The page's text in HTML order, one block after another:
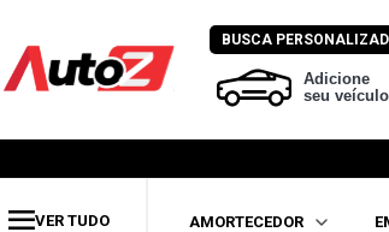
BUSCA
Adicione
seu veículo
VER TUDO AMORTECEDOR